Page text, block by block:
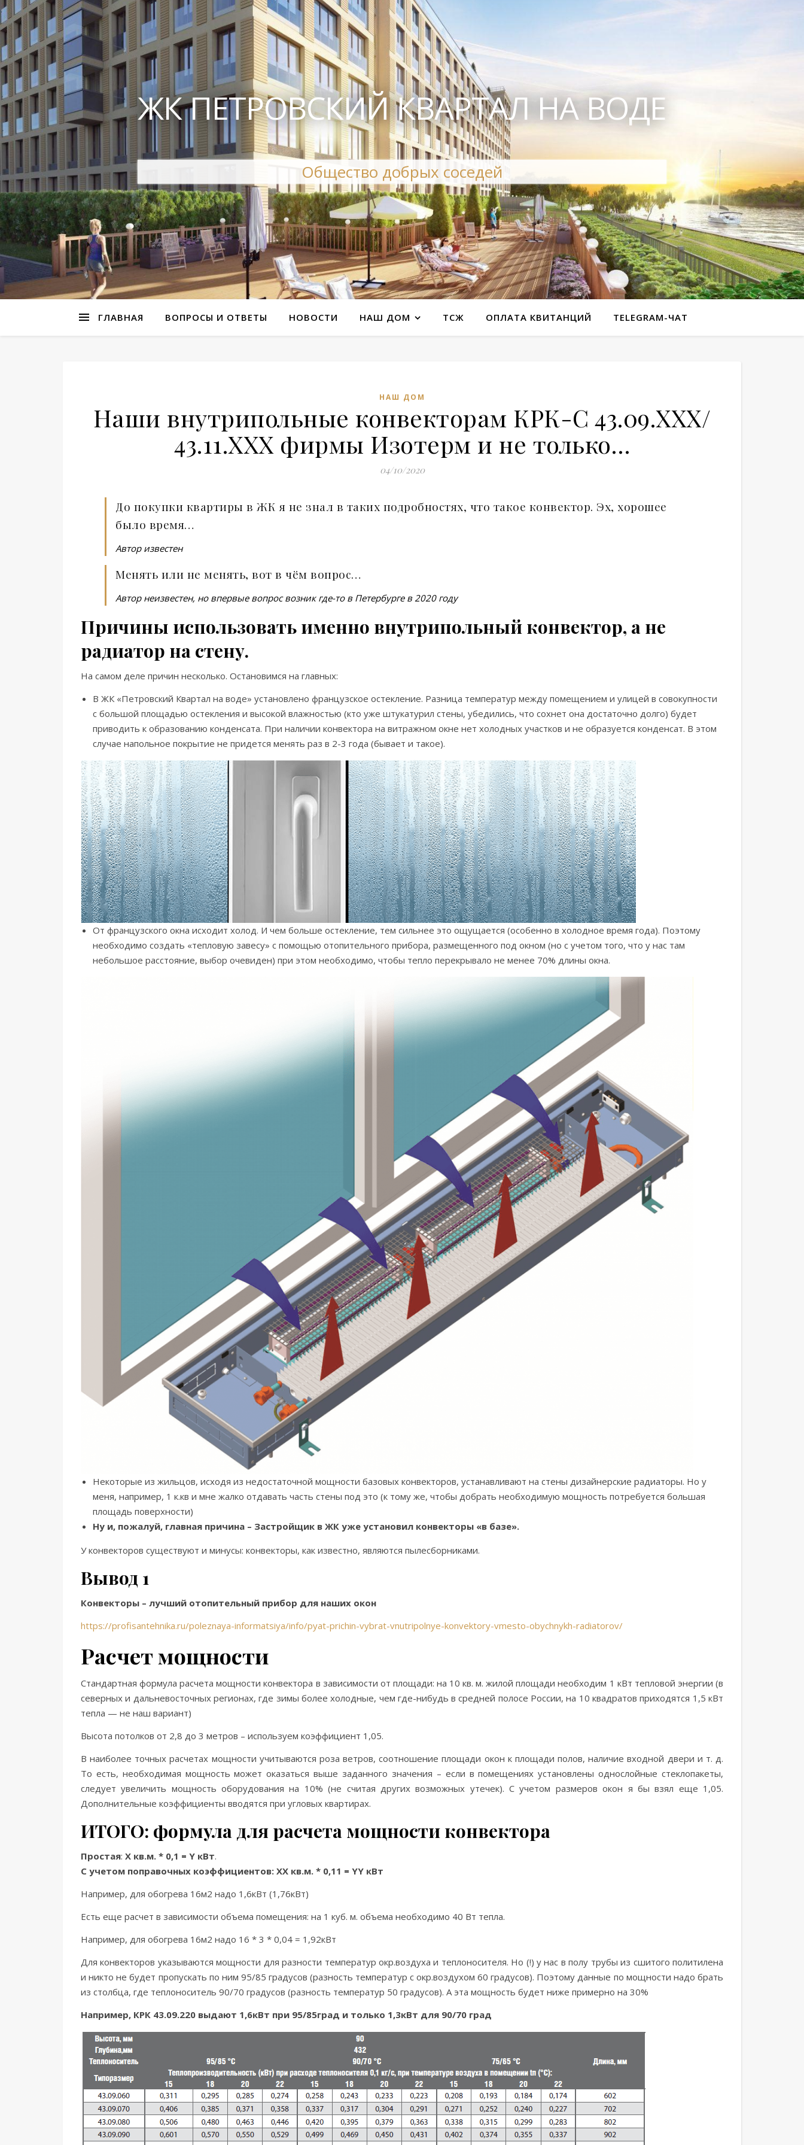
ЖК ПЕТРОВСКИЙ КВАРТАЛ НА ВОДЕ
Общество добрых соседей
ГЛАВНАЯ ВОПРОСЫ И ОТВЕТЫ НОВОСТИ НАШ ДОМ ТСЖ ОПЛАТА КВИТАНЦИЙ TELEGRAM-ЧАТ
НАШ ДОМ
Наши внутрипольные конвекторам КРК-С 43.09.ХХХ/
43.11.ХХХ фирмы Изотерм и не только…
04/10/2020
До покупки квартиры в ЖК я не знал в таких подробностях, что такое конвектор. Эх, хорошее
было время…
Автор известен
Менять или не менять, вот в чём вопрос…
Автор неизвестен, но впервые вопрос возник где-то в Петербурге в 2020 году
Причины использовать именно внутрипольный конвектор, а не
радиатор на стену.
На самом деле причин несколько. Остановимся на главных:
В ЖК «Петровский Квартал на воде» установлено французское остекление. Разница температур между помещением и улицей в совокупности
с большой площадью остекления и высокой влажностью (кто уже штукатурил стены, убедились, что сохнет она достаточно долго) будет
приводить к образованию конденсата. При наличии конвектора на витражном окне нет холодных участков и не образуется конденсат. В этом
случае напольное покрытие не придется менять раз в 2-3 года (бывает и такое).
От французского окна исходит холод. И чем больше остекление, тем сильнее это ощущается (особенно в холодное время года). Поэтому
необходимо создать «тепловую завесу» с помощью отопительного прибора, размещенного под окном (но с учетом того, что у нас там
небольшое расстояние, выбор очевиден) при этом необходимо, чтобы тепло перекрывало не менее 70% длины окна.
Некоторые из жильцов, исходя из недостаточной мощности базовых конвекторов, устанавливают на стены дизайнерские радиаторы. Но у
меня, например, 1 к.кв и мне жалко отдавать часть стены под это (к тому же, чтобы добрать необходимую мощность потребуется большая
площадь поверхности)
Ну и, пожалуй, главная причина – Застройщик в ЖК уже установил конвекторы «в базе».
У конвекторов существуют и минусы: конвекторы, как известно, являются пылесборниками.
Вывод 1
Конвекторы – лучший отопительный прибор для наших окон
https://profisantehnika.ru/poleznaya-informatsiya/info/pyat-prichin-vybrat-vnutripolnye-konvektory-vmesto-obychnykh-radiatorov/
Расчет мощности
Стандартная формула расчета мощности конвектора в зависимости от площади: на 10 кв. м. жилой площади необходим 1 кВт тепловой энергии (в
северных и дальневосточных регионах, где зимы более холодные, чем где-нибудь в средней полосе России, на 10 квадратов приходятся 1,5 кВт
тепла — не наш вариант)
Высота потолков от 2,8 до 3 метров – используем коэффициент 1,05.
В наиболее точных расчетах мощности учитываются роза ветров, соотношение площади окон к площади полов, наличие входной двери и т. д.
То есть, необходимая мощность может оказаться выше заданного значения – если в помещениях установлены однослойные стеклопакеты,
следует увеличить мощность оборудования на 10% (не считая других возможных утечек). С учетом размеров окон я бы взял еще 1,05.
Дополнительные коэффициенты вводятся при угловых квартирах.
ИТОГО: формула для расчета мощности конвектора
Простая: Х кв.м. * 0,1 = Y кВт.
С учетом поправочных коэффициентов: ХХ кв.м. * 0,11 = YY кВт
Например, для обогрева 16м2 надо 1,6кВт (1,76кВт)
Есть еще расчет в зависимости объема помещения: на 1 куб. м. объема необходимо 40 Вт тепла.
Например, для обогрева 16м2 надо 16 * 3 * 0,04 = 1,92кВт
Для конвекторов указываются мощности для разности температур окр.воздуха и теплоносителя. Но (!) у нас в полу трубы из сшитого политилена
и никто не будет пропускать по ним 95/85 градусов (разность температур с окр.воздухом 60 градусов). Поэтому данные по мощности надо брать
из столбца, где теплоноситель 90/70 градусов (разность температур 50 градусов). А эта мощность будет ниже примерно на 30%
Например, КРК 43.09.220 выдают 1,6кВт при 95/85град и только 1,3кВт для 90/70 град